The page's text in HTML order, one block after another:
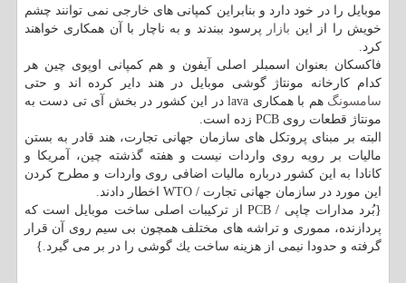
موبایل را در خود دارد و بنابراین كمپانی های خارجی نمی توانند چشم
خویش را از این بازار
پرسود ببندند و به ناچار با آن همكاری خواهند
كرد.
فاكسكان بعنوان اسمبلر اصلی آیفون و هم كمپانی اوپوی چین هر
كدام كارخانه مونتاژ گوشی موبایل در هند دایر كرده اند و حتی
سامسونگ
هم با همكاری lava در این كشور در بخش آی تی دست به
مونتاژ قطعات روی PCB زده است.
البته بر مبنای پروتكل های سازمان جهانی تجارت، هند قادر به بستن
مالیات بر رویه روی واردات نیست و هفته گذشته چین، آمریكا و
كانادا به این كشور درباره مالیات اضافی روی واردات و مطرح كردن
این مورد در سازمان جهانی تجارت / WTO اخطار دادند.
{بُرد مدارات چاپی / PCB از تركیبات اصلی ساخت موبایل است كه
پردازنده، مموری و تراشه های مختلف همچون بی سیم روی آن قرار
گرفته و حدودا نیمی از هزینه ساخت یك گوشی را در بر می گیرد.}